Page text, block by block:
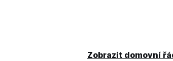
Zobrazit domovní